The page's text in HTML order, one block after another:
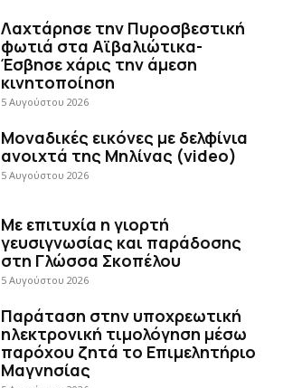
Λαχτάρησε την Πυροσβεστική
φωτιά στα Αϊβαλιώτικα-
Έσβησε χάρις την άμεση
κινητοποίηση
5 Αυγούστου 2026
Μοναδικές εικόνες με δελφίνια
ανοιχτά της Μηλίνας (video)
5 Αυγούστου 2026
Με επιτυχία η γιορτή
γευσιγνωσίας και παράδοσης
στη Γλώσσα Σκοπέλου
5 Αυγούστου 2026
Παράταση στην υποχρεωτική
ηλεκτρονική τιμολόγηση μέσω
παρόχου ζητά το Επιμελητήριο
Μαγνησίας